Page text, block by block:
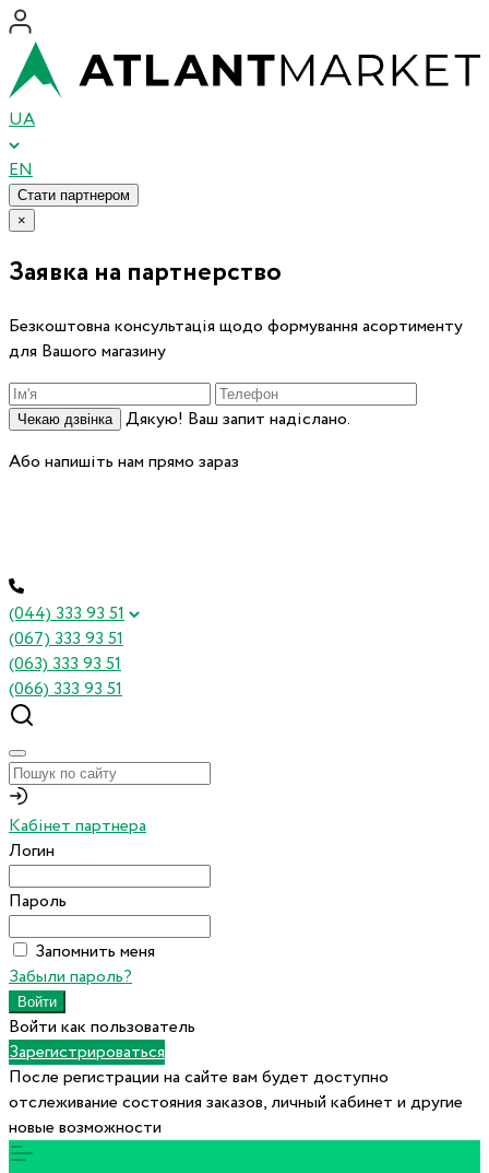
UA
EN
Стати партнером
×
Заявка на партнерство
Безкоштовна консультація щодо формування асортименту
для Вашого магазину
Чекаю дзвінка
Дякую! Ваш запит надіслано.
Або напишіть нам прямо зараз
(044) 333 93 51
(067) 333 93 51
(063) 333 93 51
(066) 333 93 51
Кабінет партнера
Логин
Пароль
Запомнить меня
Забыли пароль?
Войти как пользователь
Зарегистрироваться
После регистрации на сайте вам будет доступно
отслеживание состояния заказов, личный кабинет и другие
новые возможности